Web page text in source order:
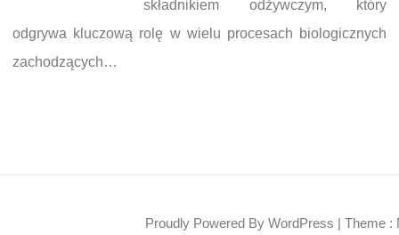
składnikiem odżywczym, który
odgrywa kluczową rolę w wielu procesach biologicznych
zachodzących…
Proudly Powered By WordPress | Theme :